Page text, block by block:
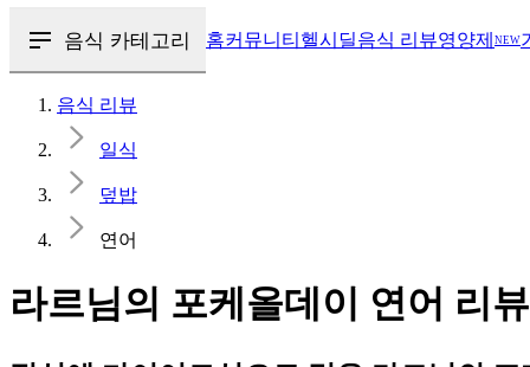
음식 카테고리 홈커뮤니티 헬시딜음식 리뷰영양제 NEW
음식 리뷰
일식
덮밥
연어
라르님의 포케올데이 연어 리뷰